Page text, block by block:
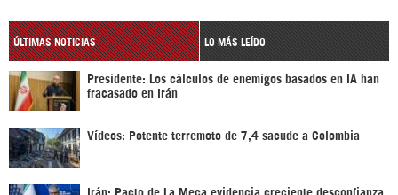
ÚLTIMAS NOTICIAS LO MÁS LEÍDO
Presidente: Los cálculos de enemigos basados en IA han
fracasado en Irán
Vídeos: Potente terremoto de 7,4 sacude a Colombia
Irán: Pacto de La Meca evidencia creciente desconfianza